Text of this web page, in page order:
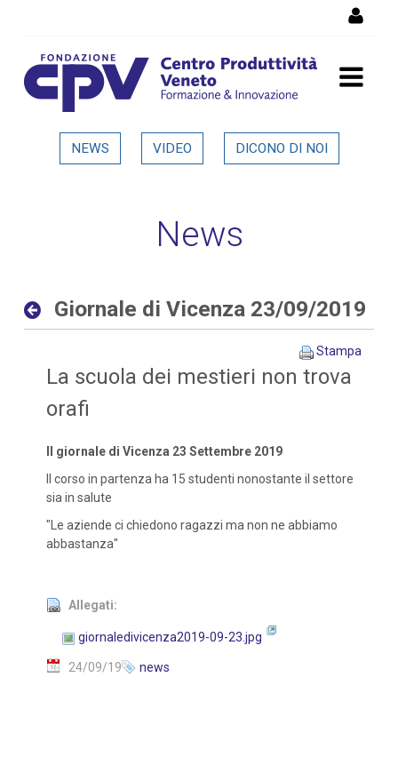
Giornale di Vicenza
NEWS VIDEO DICONO DI NOI
News
Giornale di Vicenza 23/09/2019
Stampa
La scuola dei mestieri non trova
orafi
Il giornale di Vicenza 23 Settembre 2019
Il corso in partenza ha 15 studenti nonostante il settore
sia in salute
"Le aziende ci chiedono ragazzi ma non ne abbiamo
abbastanza"
Allegati:
giornaledivicenza2019-09-23.jpg
24/09/19 news